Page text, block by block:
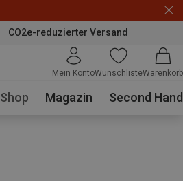
CO2e-reduzierter Versand
Mein KontoWunschlisteWarenkorb
Shop Magazin Second Hand